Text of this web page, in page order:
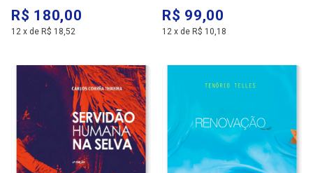
várzeas amazônicas
R$ 180,00
12 x de R$ 18,52
R$ 99,00
12 x de R$ 10,18